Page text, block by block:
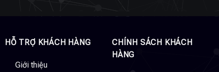
HỖ TRỢ KHÁCH HÀNG
Giới thiệu
CHÍNH SÁCH KHÁCH
HÀNG